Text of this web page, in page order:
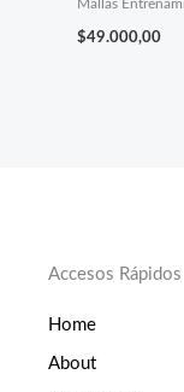
Mallas
$49.000,00
Accesos Rápidos
Home
About